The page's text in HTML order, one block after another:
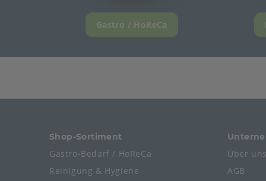
Gastro / HoReCa
Shop-Sortiment
Gastro-Bedarf / HoReCa
Reinigung & Hygiene
Über
AGB